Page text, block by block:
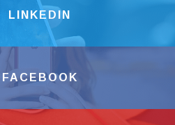
LINKEDIN
FACEBOOK